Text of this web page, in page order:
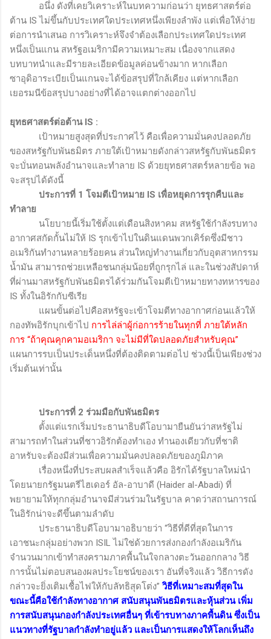
อนึ่ง ดังที่เคยวิเคราะห์ในบทความก่อนว่า ยุทธศาสตร์ต่อ
ต้าน IS ไม่ขึ้นกับประเทศใดประเทศหนึ่งเพียงลำพัง แต่เพื่อให้ง่าย
ต่อการนำเสนอ การวิเคราะห์จึงจำต้องเลือกประเทศใดประเทศ
หนึ่งเป็นแกน สหรัฐอเมริกามีความเหมาะสม เนื่องจากแสดง
บทบาทนำและมีรายละเอียดข้อมูลค่อนข้างมาก หากเลือก
ซาอุดิอาระเบียเป็นแกนจะได้ข้อสรุปที่ใกล้เคียง แต่หากเลือก
เยอรมนีข้อสรุปบางอย่างที่ได้อาจแตกต่างออกไป
ยุทธศาสตร์ต่อต้าน IS :
เป้าหมายสูงสุดที่ประกาศไว้ คือเพื่อความมั่นคงปลอดภัย
ของสหรัฐกับพันธมิตร ภายใต้เป้าหมายดังกล่าวสหรัฐกับพันธมิตร
จะบั่นทอนพลังอำนาจและทำลาย IS ด้วยยุทธศาสตร์หลายข้อ พอ
จะสรุปได้ดังนี้
ประการที่ 1 โจมตีเป้าหมาย IS เพื่อหยุดการรุกคืบและ
ทำลาย
นโยบายนี้เริ่มใช้ตั้งแต่เดือนสิงหาคม สหรัฐใช้กำลังรบทาง
อากาศสกัดกั้นไม่ให้ IS รุกเข้าไปในดินแดนพวกเคิร์ดซึ่งมีชาว
อเมริกันทำงานหลายร้อยคน ส่วนใหญ่ทำงานเกี่ยวกับอุตสาหกรรม
น้ำมัน สามารถช่วยเหลือชนกลุ่มน้อยที่ถูกรุกไล่ และในช่วงสัปดาห์
ที่ผ่านมาสหรัฐกับพันธมิตรได้ร่วมกันโจมตีเป้าหมายทางทหารของ
IS ทั้งในอิรักกับซีเรีย
แผนขั้นต่อไปคือสหรัฐจะเข้าโจมตีทางอากาศก่อนแล้วให้
กองทัพอิรักบุกเข้าไป การไล่ล่าผู้ก่อการร้ายในทุกที่ ภายใต้หลัก
การ “ถ้าคุณคุกคามอเมริกา จะไม่มีที่ใดปลอดภัยสำหรับคุณ”
แผนการรบเป็นประเด็นหนึ่งที่ต้องติดตามต่อไป ช่วงนี้เป็นเพียงช่วง
เริ่มต้นเท่านั้น
ประการที่ 2 ร่วมมือกับพันธมิตร
ตั้งแต่แรกเริ่มประธานาธิบดีโอบามายืนยันว่าสหรัฐไม่
สามารถทำในส่วนที่ชาวอิรักต้องทำเอง ทำนองเดียวกับที่ชาติ
อาหรับจะต้องมีส่วนเพื่อความมั่นคงปลอดภัยของภูมิภาค
เรื่องหนึ่งที่ประสบผลสำเร็จแล้วคือ อิรักได้รัฐบาลใหม่นำ
โดยนายกรัฐมนตรีไฮเดอร์ อัล-อาบาดี (Haider al-Abadi) ที่
พยายามให้ทุกกลุ่มอำนาจมีส่วนร่วมในรัฐบาล คาดว่าสถานการณ์
ในอิรักน่าจะดีขึ้นตามลำดับ
ประธานาธิบดีโอบามาอธิบายว่า “วิธีที่ดีที่สุดในการ
เอาชนะกลุ่มอย่างพวก ISIL ไม่ใช่ด้วยการส่งกองกำลังอเมริกัน
จำนวนมากเข้าทำสงครามภาคพื้นในใจกลางตะวันออกกลาง วิธี
การนั้นไม่ตอบสนองผลประโยชน์ของเรา อันที่จริงแล้ว วิธีการดัง
กล่าวจะยิ่งเติมเชื้อไฟให้กับลัทธิสุดโต่ง”วิธีที่เหมาะสมที่สุดใน
ขณะนี้คือใช้กำลังทางอากาศ สนับสนุนพันธมิตรและหุ้นส่วน เพิ่ม
การสนับสนุนกองกำลังประเทศอื่นๆ ที่เข้ารบทางภาคพื้นดิน ซึ่งเป็น
แนวทางที่รัฐบาลกำลังทำอยู่แล้ว และเป็นการแสดงให้โลกเห็นถึง